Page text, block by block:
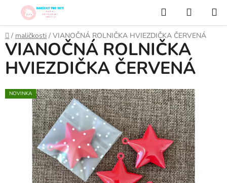
obsah
Hľadať
KOŠÍK
Domov
/ maličkosti / VIANOČNÁ ROLNIČKA HVIEZDIČKA ČERVENÁ
VIANOČNÁ ROLNIČKA
HVIEZDIČKA ČERVENÁ
NOVINKA